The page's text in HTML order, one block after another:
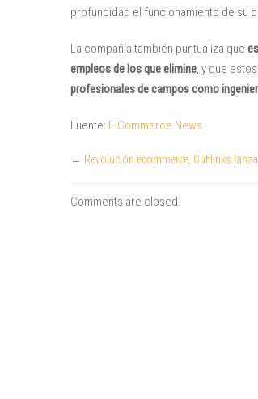
profundidad el funcionamiento de su
La compañía también puntualiza que
empleos de los que elimine, y que
profesionales de campos como
Fuente: E-Commerce News
← Revolución ecommerce, Cufflinks
Comments are closed.